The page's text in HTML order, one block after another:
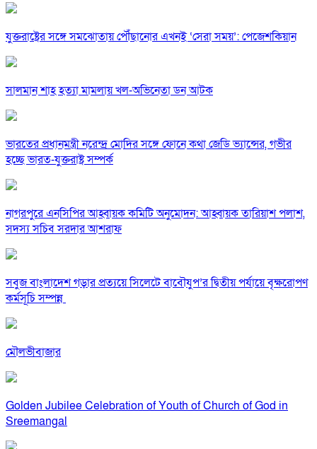
যুক্তরাষ্ট্রের সঙ্গে সমঝোতায় পৌঁছানোর এখনই ‘সেরা সময়’: পেজেশকিয়ান
সালমান শাহ হত্যা মামলায় খল-অভিনেতা ডন আটক
ভারতের প্রধানমন্ত্রী নরেন্দ্র মোদির সঙ্গে ফোনে কথা জেডি ভ্যান্সের, গভীর
হচ্ছে ভারত-যুক্তরাষ্ট্র সম্পর্ক
নাগরপুরে এনসিপির আহ্বায়ক কমিটি অনুমোদন: আহ্বায়ক তারিয়াশ পলাশ,
সদস্য সচিব সরদার আশরাফ
সবুজ বাংলাদেশ গড়ার প্রত্যয়ে সিলেটে বাবৌযুপ’র দ্বিতীয় পর্যায়ে বৃক্ষরোপণ
কর্মসূচি সম্পন্ন
মৌলভীবাজার
Golden Jubilee Celebration of Youth of Church of God in
Sreemangal